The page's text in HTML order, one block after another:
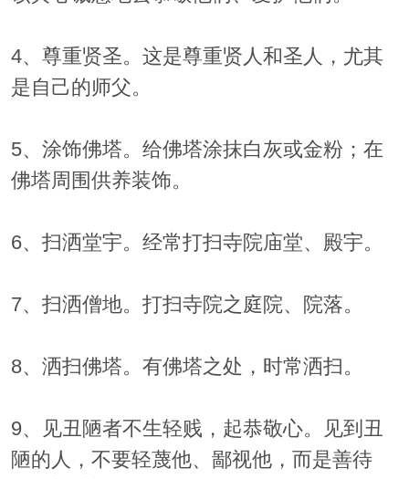
4、尊重贤圣。这是尊重贤人和圣人，尤其
是自己的师父。
5、涂饰佛塔。给佛塔涂抹白灰或金粉；在
佛塔周围供养装饰。
6、扫洒堂宇。经常打扫寺院庙堂、殿宇。
7、扫洒僧地。打扫寺院之庭院、院落。
8、洒扫佛塔。有佛塔之处，时常洒扫。
9、见丑陋者不生轻贱，起恭敬心。见到丑
陋的人，不要轻蔑他、鄙视他，而是善待